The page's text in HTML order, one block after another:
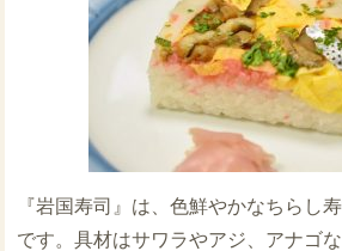
『岩国寿司』は、色鮮やかなちらし
です。具材はサワラやアジ、アナゴ